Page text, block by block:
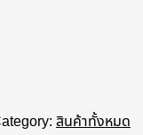
สินค้าทั้งหมด